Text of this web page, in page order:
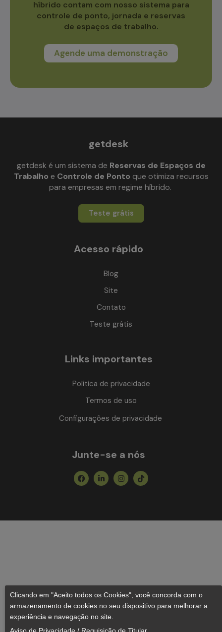
Clicando em "Aceito todos os Cookies", você concorda com o
armazenamento de cookies no seu dispositivo para melhorar a
experiência e navegação no site.
híbrido contam com nosso sistema para
controle de ponto, jornada e reservas
de espaços de trabalho.
Agende uma demonstração
getdesk
getdesk é um sistema de Reservas de Espaços de
Trabalho e Controle de Ponto que otimiza recursos
para empresas em regime híbrido.
Teste grátis
Acesso rápido
Blog
Site
Contato
Teste grátis
Links importantes
Política de privacidade
Termos de uso
Configurações de privacidade
Junte-se a nós
FacebookLinkedin-
in
Instagram
Tiktok